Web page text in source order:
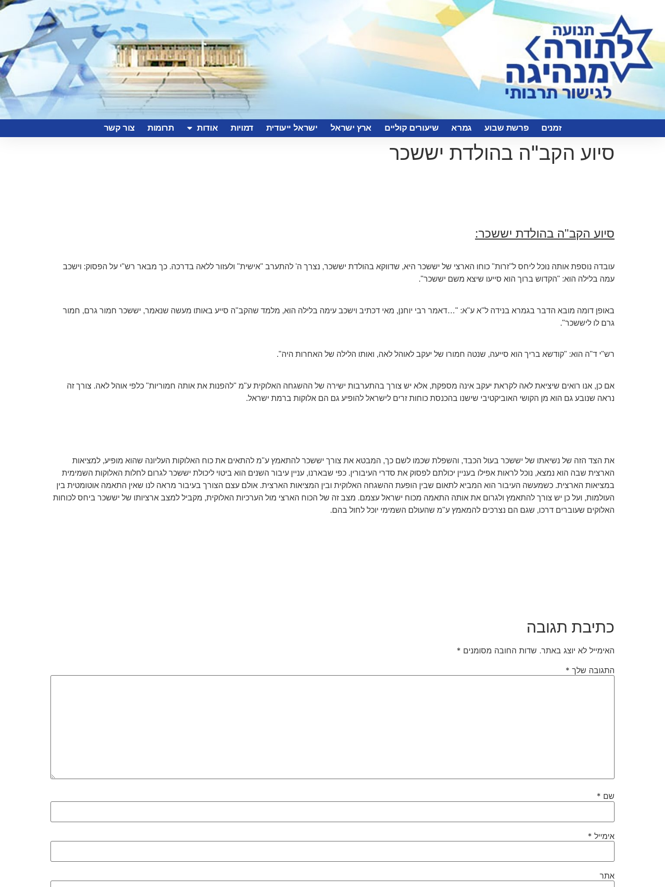
זמנים פרשת שבוע גמרא שיעורים קוליים ארץ ישראל ישראל ייעודית דמויות אודות תרומות צור קשר
סיוע הקב"ה בהולדת יששכר
סיוע הקב"ה בהולדת יששכר:
עובדה נוספת אותה נוכל ליחס ל"זרות" כוחו הארצי של יששכר היא, שדווקא בהולדת יששכר, נצרך ה' להתערב "אישית" ולעזור ללאה בדרכה. כך מבאר רש"י על הפסוק: וישכב
עמה בלילה הוא: "הקדוש ברוך הוא סייעו שיצא משם יששכר".
באופן דומה מובא הדבר בגמרא בנידה ל"א ע"א: "…דאמר רבי יוחנן, מאי דכתיב וישכב עימה בלילה הוא, מלמד שהקב"ה סייע באותו מעשה שנאמר, יששכר חמור גרם, חמור
גרם לו ליששכר".
רש"י ד"ה הוא: "קודשא בריך הוא סייעה, שנטה חמורו של יעקב לאוהל לאה, ואותו הלילה של האחרות היה".
אם כן, אנו רואים שיציאת לאה לקראת יעקב אינה מספקת, אלא יש צורך בהתערבות ישירה של ההשגחה האלוקית ע"מ "להפנות את אותה חמוריות" כלפי אוהל לאה. צורך זה
נראה שנובע גם הוא מן הקושי האוביקטיבי שישנו בהכנסת כוחות זרים לישראל להופיע גם הם אלוקות ברמת ישראל.
את הצד הזה של נשיאתו של יששכר בעול הכבד, והשפלת שכמו לשם כך, המבטא את צורך יששכר להתאמץ ע"מ להתאים את כוח האלוקות העליונה שהוא מופיע, למציאות
הארצית שבה הוא נמצא, נוכל לראות אפילו בעניין יכולתם לפסוק את סדרי העיבורין. כפי שבארנו, עניין עיבור השנים הוא ביטוי ליכולת יששכר לגרום לחלות האלוקות השמימית
במציאות הארצית. כשמעשה העיבור הוא המביא לתאום שבין הופעת ההשגחה האלוקית ובין המציאות הארצית. אולם עצם הצורך בעיבור מראה לנו שאין התאמה אוטומטית בין
העולמות, ועל כן יש צורך להתאמץ ולגרום את אותה התאמה מכוח ישראל עצמם. מצב זה של הכוח הארצי מול הערכיות האלוקית, מקביל למצב ארציותו של יששכר ביחס לכוחות
האלוקים שעוברים דרכו, שגם הם נצרכים להמאמץ ע"מ שהעולם השמימי יוכל לחול בהם.
כתיבת תגובה
האימייל לא יוצג באתר. שדות החובה מסומנים *
התגובה שלך *
שם *
אימייל *
אתר